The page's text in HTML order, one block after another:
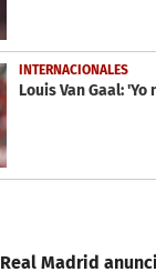
INTERNACIONALES
Louis Van Gaal:
Real Madrid